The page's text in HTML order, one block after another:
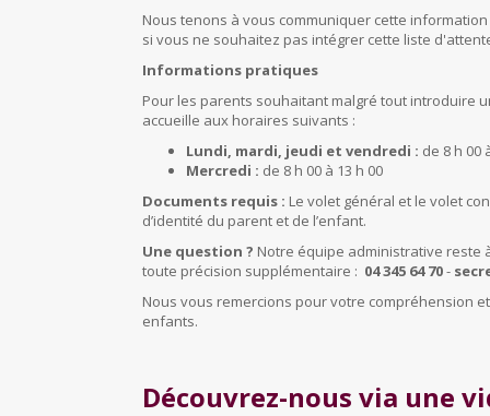
Nous tenons à vous communiquer cette
si vous ne souhaitez pas intégrer cette liste
Informations pratiques
Pour les parents souhaitant malgré tout introduire
accueille aux horaires suivants :
Lundi, mardi, jeudi et vendredi : de 8 h 00
Mercredi : de 8 h 00 à 13 h 00
Documents requis : Le volet général et le volet
d’identité du parent et de l’enfant.
Une question ? Notre équipe administrative
toute précision supplémentaire : 04 345 64 70-
Nous vous remercions pour votre compréhension
enfants.
Découvrez-nous via une